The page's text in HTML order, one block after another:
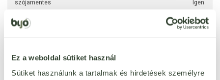
Ez a weboldal sütiket használ
Sütiket használunk a tartalmak és hirdetések személyre
szójamentes Igen
per 100 g
kcal
zsír 0,5 g